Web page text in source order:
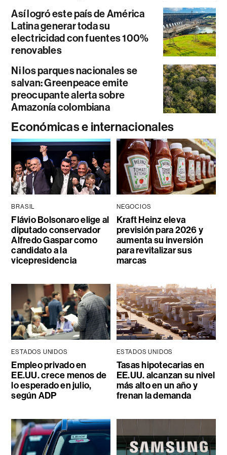
Así logró este país de América
Latina generar toda su
electricidad con fuentes 100%
renovables
Ni los parques nacionales se
salvan: Greenpeace emite
preocupante alerta sobre
Amazonía colombiana
Económicas e internacionales
BRASIL
Flávio Bolsonaro elige al
diputado conservador
Alfredo Gaspar como
candidato a la
vicepresidencia
NEGOCIOS
Kraft Heinz eleva
previsión para 2026 y
aumenta su inversión
para revitalizar sus
marcas
ESTADOS UNIDOS
Empleo privado en
EE.UU. crece menos de
lo esperado en julio,
según ADP
ESTADOS UNIDOS
Tasas hipotecarias en
EE.UU. alcanzan su nivel
más alto en un año y
frenan la demanda